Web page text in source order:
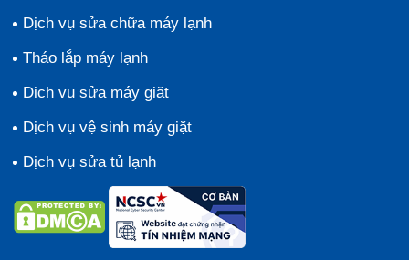
Dịch vụ sửa chữa máy lạnh
Tháo lắp máy lạnh
Dịch vụ sửa máy giặt
Dịch vụ vệ sinh máy giặt
Dịch vụ sửa tủ lạnh